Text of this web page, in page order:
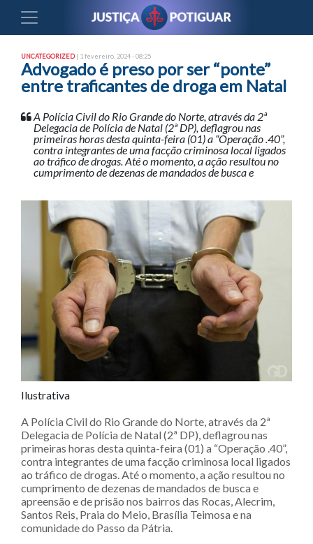
UNCATEGORIZED| 1 fevereiro, 2024 - 08:25
Advogado é preso por ser “ponte”
entre traficantes de droga em Natal
A Polícia Civil do Rio Grande do Norte, através da 2ª
Delegacia de Polícia de Natal (2ª DP), deflagrou nas
primeiras horas desta quinta-feira (01) a “Operação .40”,
contra integrantes de uma facção criminosa local ligados
ao tráfico de drogas. Até o momento, a ação resultou no
cumprimento de dezenas de mandados de busca e
Ilustrativa
A Polícia Civil do Rio Grande do Norte, através da 2ª
Delegacia de Polícia de Natal (2ª DP), deflagrou nas
primeiras horas desta quinta-feira (01) a “Operação .40”,
contra integrantes de uma facção criminosa local ligados
ao tráfico de drogas. Até o momento, a ação resultou no
cumprimento de dezenas de mandados de busca e
apreensão e de prisão nos bairros das Rocas, Alecrim,
Santos Reis, Praia do Meio, Brasília Teimosa e na
comunidade do Passo da Pátria.